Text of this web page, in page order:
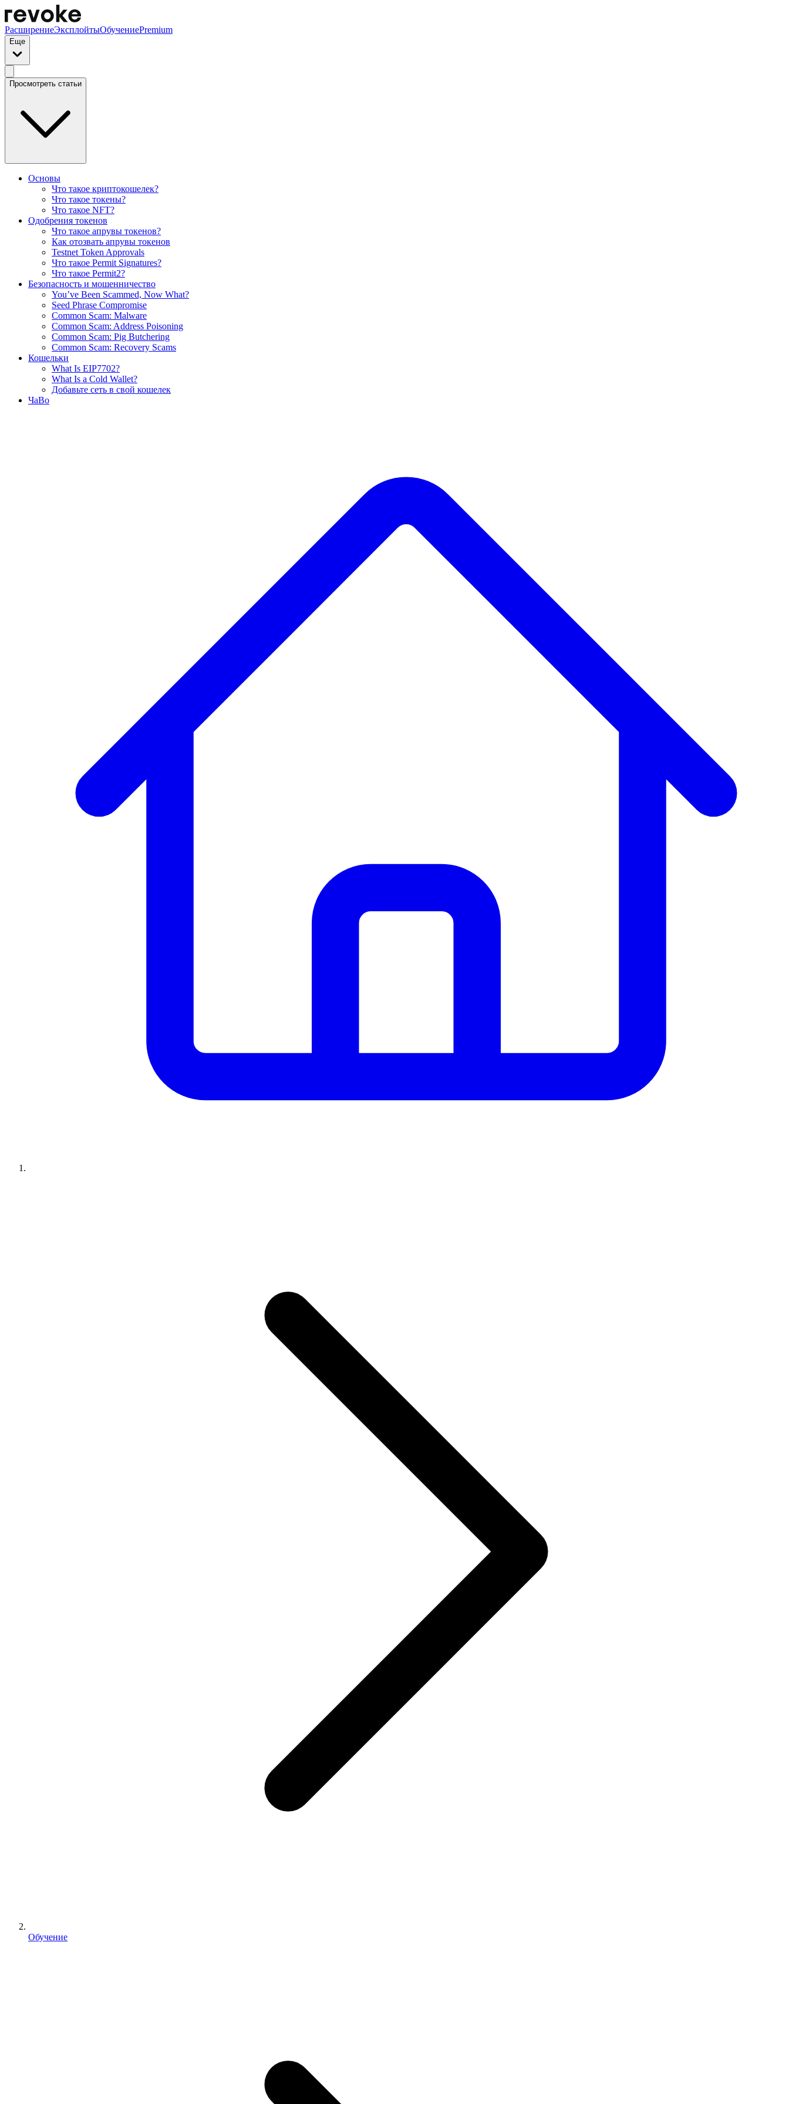
РасширениеЭксплойтыОбучениеPremium
Еще
Просмотреть статьи
Основы
Что такое криптокошелек?
Что такое токены?
Что такое NFT?
Одобрения токенов
Что такое апрувы токенов?
Как отозвать апрувы токенов
Testnet Token Approvals
Что такое Permit Signatures?
Что такое Permit2?
Безопасность и мошенничество
You’ve Been Scammed, Now What?
Seed Phrase Compromise
Common Scam: Malware
Common Scam: Address Poisoning
Common Scam: Pig Butchering
Common Scam: Recovery Scams
Кошельки
What Is EIP7702?
What Is a Cold Wallet?
Добавьте сеть в свой кошелек
ЧаВо
Обучение